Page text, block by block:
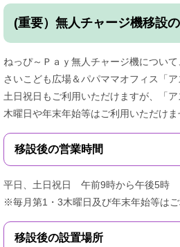
(重要）無人チャージ機移設
ねっぴ～Ｐａｙ無人チャージ機につい
さいこども広場＆パパママオフィス「ア
土日祝日もご利用いただけますが、「
木曜日や年末年始等はご利用いただけま
移設後の営業時間
平日、土日祝日 午前9時から午後5時
※毎月第1・3木曜日及び年末年始等はご
移設後の設置場所